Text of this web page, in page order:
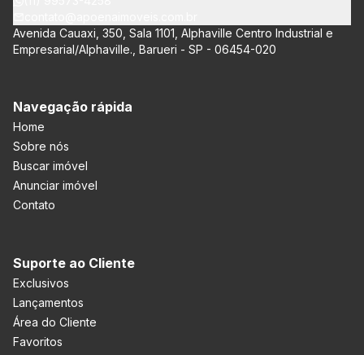
Avenida Cauaxi, 350, Sala 1101, Alphaville Centro Industrial e
Empresarial/Alphaville., Barueri - SP - 06454-020
Navegação rápida
Home
Sobre nós
Buscar imóvel
Anunciar imóvel
Contato
Suporte ao Cliente
Exclusivos
Lançamentos
Área do Cliente
Favoritos